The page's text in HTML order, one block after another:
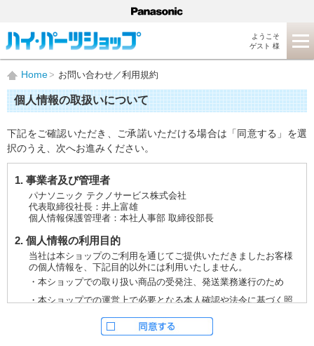
ようこそ
ゲスト 様
Home お問い合わせ／利用規約
個人情報の取扱いについて
下記をご確認いただき、ご承諾いただける場合は「同意する」を選
択のうえ、次へお進みください。
1. 事業者及び管理者
パナソニック テクノサービス株式会社
代表取締役社長：井上富雄
個人情報保護管理者：本社人事部 取締役部長
2. 個人情報の利用目的
当社は本ショップのご利用を通じてご提供いただきましたお客様
の個人情報を、下記目的以外には利用いたしません。
・本ショップでの取り扱い商品の受発注、発送業務遂行のため
・本ショップでの運営上で必要となる本人確認や法令に基づく照
ただし、お申し込みフォーム上でご希望の方のみに、下記サービ